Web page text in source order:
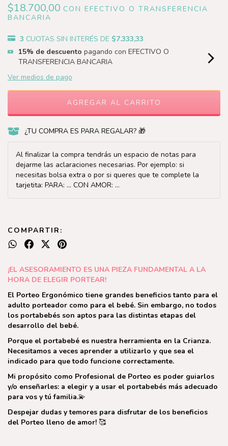
$18.700,00 CON EFECTIVO O TRANSFERENCIA
BANCARIA
3 CUOTAS SIN INTERÉS DE $7.333,33
15% de descuento pagando con EFECTIVO O
TRANSFERENCIA BANCARIA
Ver medios de pago
¿TU COMPRA ES PARA REGALAR? 🎁
Al finalizar la compra tendrás un espacio de notas para
dejarme las aclaraciones necesarias. Por ejemplo: si
necesitas bolsa extra o por si queres que te complete la
tarjetita: PARA: ... CON AMOR: ...
COMPARTIR:
¡EL ASESORAMIENTO ES UNA PIEZA FUNDAMENTAL A LA
HORA DE ELEGIR PORTEAR!
El Porteo Ergonómico tiene grandes beneficios tanto para el
adulto porteador como para el bebé. Sin embargo, no todos
los portabebés son aptos para las distintas etapas del
desarrollo del bebé.
Porque el portabebé es nuestra herramienta en la Crianza.
Necesitamos a veces aprender a utilizarlo y que sea el
indicado para que todo funcione correctamente.
Mi propósito como Profesional de Porteo es poder guiarlos
y/o enseñarles: a elegir y a usar el portabebés más adecuado
para vos y tú familia.💫
Despejar dudas y temores para disfrutar de los beneficios
del Porteo lleno de amor! 🥰